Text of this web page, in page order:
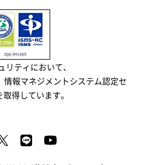
ティにおいて、
情報マネジメントシステム認定セ
得しています。